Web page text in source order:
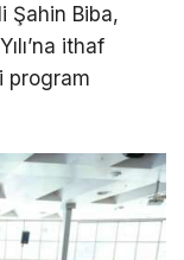
Şahin Biba,
ithaf
program